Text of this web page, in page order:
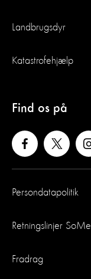
Landbrugsdyr
Katastrofehjælp
Find os på
Persondatapolitik
Retningslinjer SoMe
Fradrag